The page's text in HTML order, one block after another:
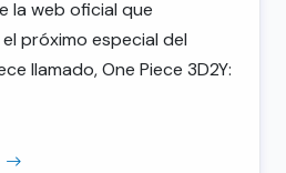
la web oficial que
próximo especial del
llamado, One Piece 3D2Y: